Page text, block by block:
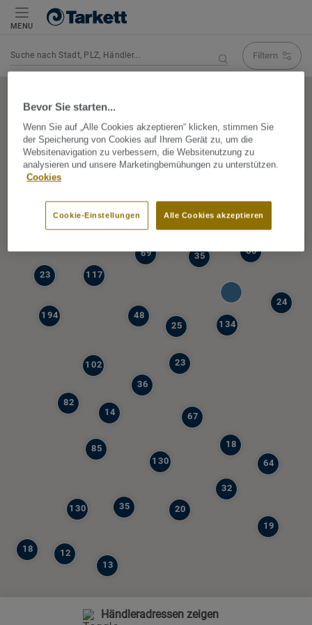
MENU
Filtern
85
194
77
117
130
39
64
67
82
36
130
69
134
23
35
35
102
19
23
48
14
60
12
18
32
13
20
24
25
18
Händleradressen zeigen
Bevor Sie starten...
Wenn Sie auf „Alle Cookies akzeptieren“ klicken, stimmen Sie
der Speicherung von Cookies auf Ihrem Gerät zu, um die
Websitenavigation zu verbessern, die Websitenutzung zu
analysieren und unsere Marketingbemühungen zu unterstützen.
Cookies
Alle Cookies akzeptieren
Cookie-Einstellungen